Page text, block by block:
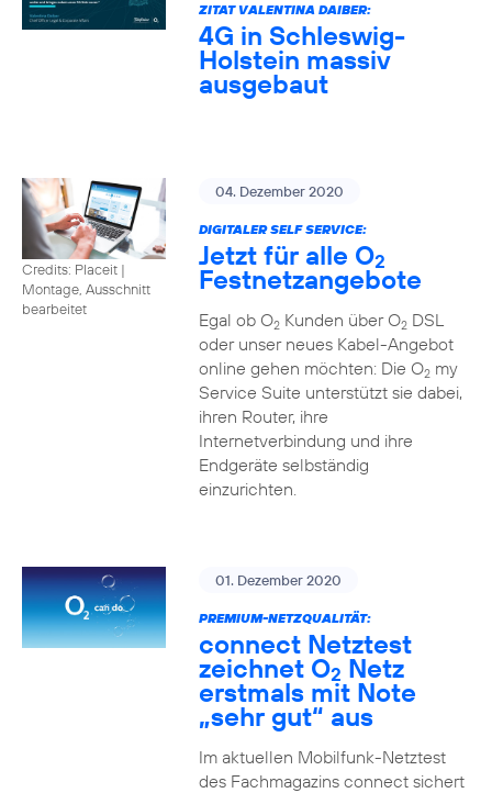
ZITAT VALENTINA DAIBER:
4G in Schleswig-
Holstein massiv
ausgebaut
Credits: Placeit |
Montage, Ausschnitt
bearbeitet
04. Dezember 2020
DIGITALER SELF SERVICE:
Jetzt für alle O2
Festnetzangebote
Egal ob O2Kunden über O2DSL
oder unser neues Kabel-Angebot
online gehen möchten: Die O2my
Service Suite unterstützt sie dabei,
ihren Router, ihre
Internetverbindung und ihre
Endgeräte selbständig
einzurichten.
01. Dezember 2020
PREMIUM-NETZQUALITÄT:
connect Netztest
zeichnet O2 Netz
erstmals mit Note
„sehr gut“ aus
Im aktuellen Mobilfunk-Netztest
des Fachmagazins connect sichert